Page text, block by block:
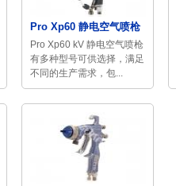
Pro Xp60 静电空气喷枪
Pro Xp60 kV 静电空气喷枪
有多种型号可供选择，满足
不同的生产需求，包...